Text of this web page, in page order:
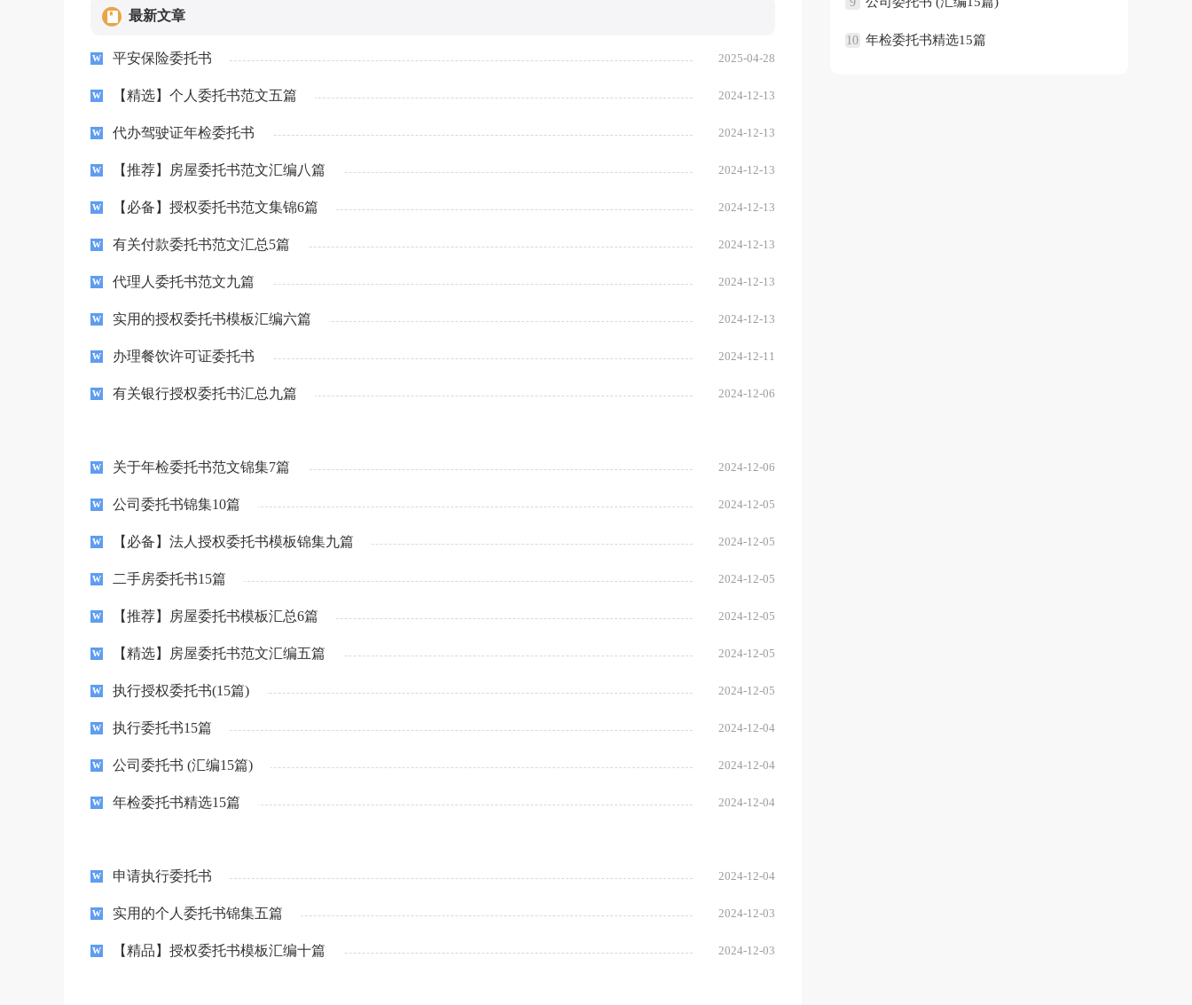
最新文章
平安保险委托书 2025-04-28
【精选】个人委托书范文五篇 2024-12-13
代办驾驶证年检委托书 2024-12-13
【推荐】房屋委托书范文汇编八篇 2024-12-13
【必备】授权委托书范文集锦6篇 2024-12-13
有关付款委托书范文汇总5篇 2024-12-13
代理人委托书范文九篇 2024-12-13
实用的授权委托书模板汇编六篇 2024-12-13
办理餐饮许可证委托书 2024-12-11
有关银行授权委托书汇总九篇 2024-12-06
关于年检委托书范文锦集7篇 2024-12-06
公司委托书锦集10篇 2024-12-05
【必备】法人授权委托书模板锦集九篇 2024-12-05
二手房委托书15篇 2024-12-05
【推荐】房屋委托书模板汇总6篇 2024-12-05
【精选】房屋委托书范文汇编五篇 2024-12-05
执行授权委托书(15篇) 2024-12-05
执行委托书15篇 2024-12-04
公司委托书 (汇编15篇) 2024-12-04
年检委托书精选15篇 2024-12-04
申请执行委托书 2024-12-04
实用的个人委托书锦集五篇 2024-12-03
【精品】授权委托书模板汇编十篇 2024-12-03
10 年检委托书精选15篇